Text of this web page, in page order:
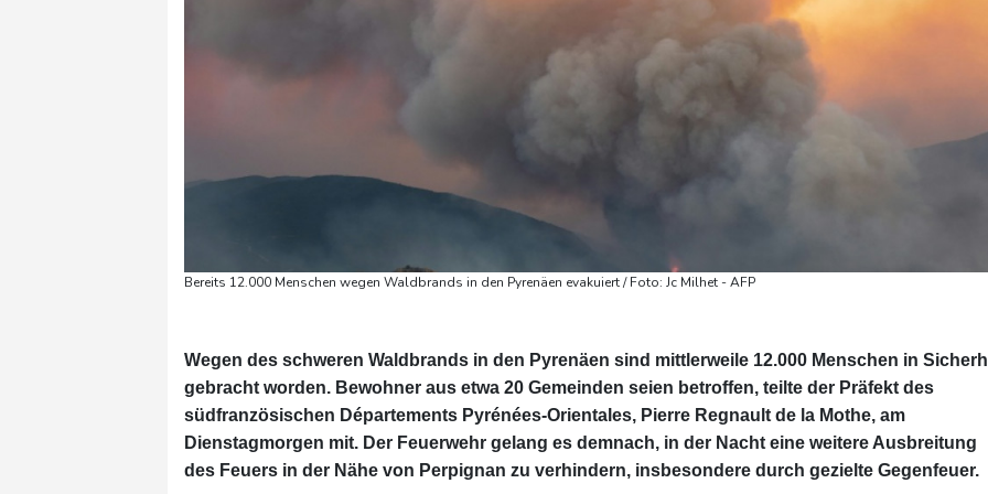
Bereits 12.000 Menschen wegen Waldbrands in den Pyrenäen evakuiert / Foto: Jc Milhet - AFP
Wegen des schweren Waldbrands in den Pyrenäen sind mittlerweile 12.000 Menschen in
gebracht worden. Bewohner aus etwa 20 Gemeinden seien betroffen, teilte der Präfekt des
südfranzösischen Départements Pyrénées-Orientales, Pierre Regnault de la Mothe, am
Dienstagmorgen mit. Der Feuerwehr gelang es demnach, in der Nacht eine weitere Ausbreitung
des Feuers in der Nähe von Perpignan zu verhindern, insbesondere durch gezielte Gegenfeuer.